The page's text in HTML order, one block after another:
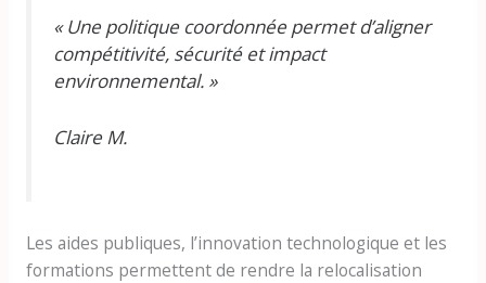
« Une politique coordonnée permet d’aligner
compétitivité, sécurité et impact
environnemental. »
Claire M.
Les aides publiques, l’innovation technologique et les
formations permettent de rendre la relocalisation